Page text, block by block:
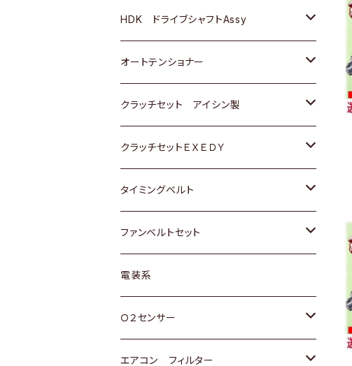
ＢＥＮＺ
スバル
三菱
スバル
マツダ
三菱
スバル
マツダ
三菱
スバル
日産
いすゞ
ダイハツ
マツダ
三菱
スバル
日野
ＢＭＷ
GOLF
ＷＡＧＥＮ
アストロ（シボレー）
クライスラー
ＢＭＷ
ＷＡＧＥＮ
ＶＯＬＶＯ
トヨタ
ホンダ
スズキ
日産
ダイハツ
マツダ
三菱
スバル
HDK ドライブシャフトAssy
スズキ
ダイハツ
日産
ホンダ
マツダ
オートテンショナー
トヨタ
クラッチセット アイシン製
ホンダ
スズキ
ダイハツ
マツダ
三菱
スバル
クラッチセットＥＸＥＤＹ
ホンダ
スズキ
日産
ダイハツ
マツダ
タイミングベルト
トヨタ
スズキ
ダイハツ
三菱
ファンベルトセット
トヨタ
ホンダ
スズキ
電装系
Ｏ２センサー
トヨタ
エアコン フィルター